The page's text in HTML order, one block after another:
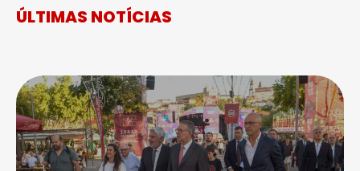
ÚLTIMAS NOTÍCIAS